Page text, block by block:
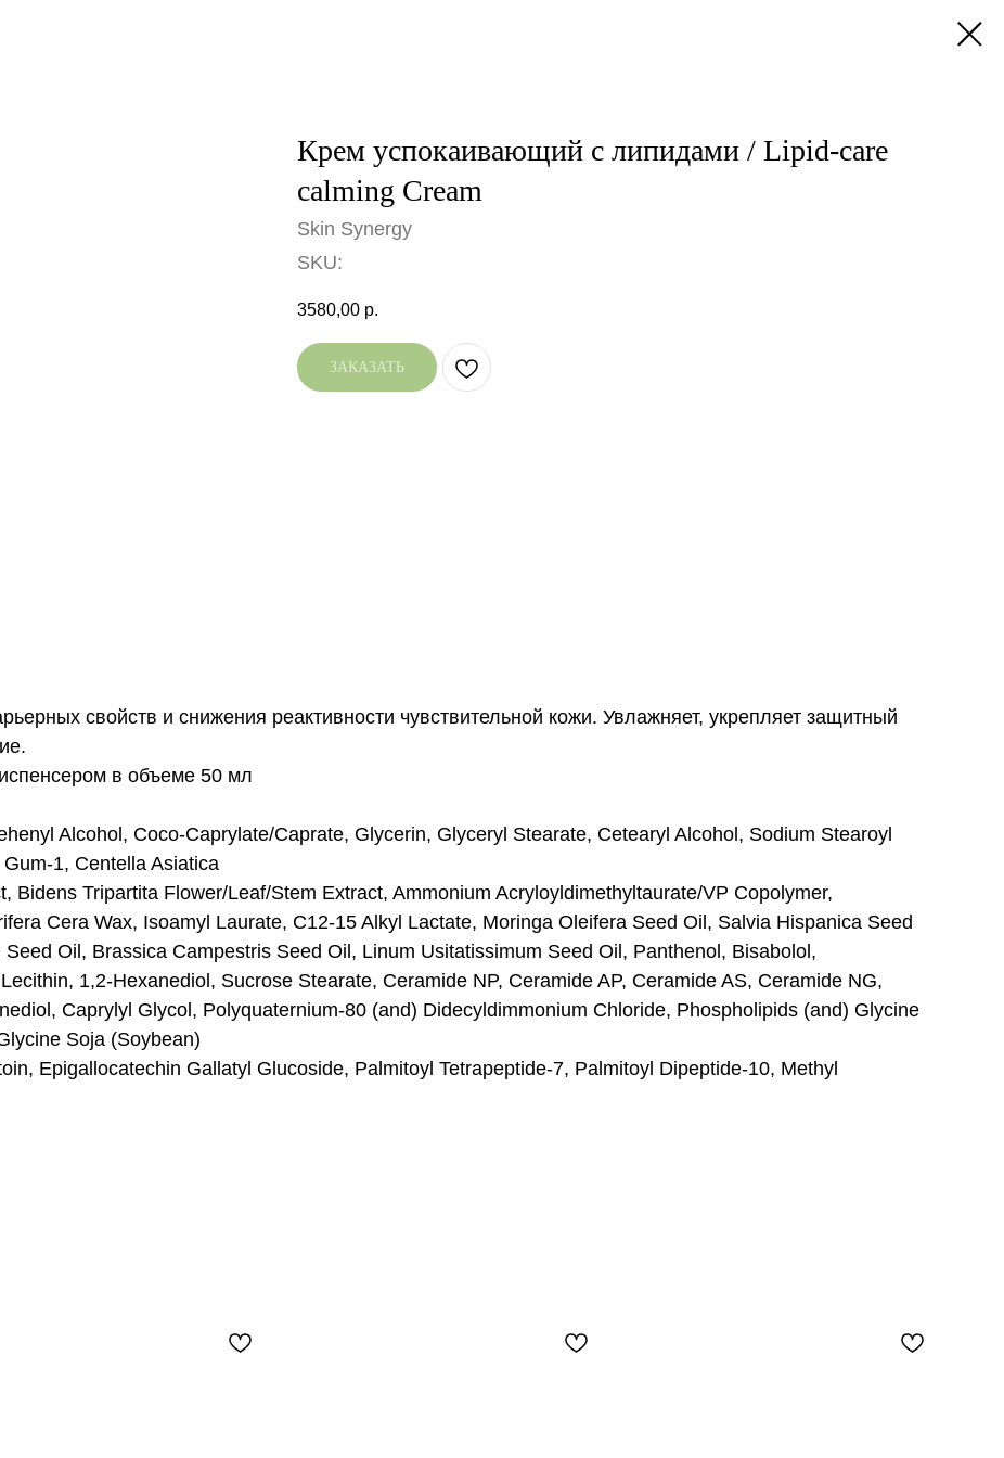
Крем успокаивающий с липидами / Lipid-care
calming Cream
Skin Synergy
SKU:
3580,00 р.
ЗАКАЗАТЬ
свойств и снижения реактивности чувствительной кожи. Увлажняет, укрепляет защитный
в объеме 50 мл
Alcohol, Coco-Caprylate/Caprate, Glycerin, Glyceryl Stearate, Cetearyl Alcohol, Sodium Stearoyl
1, Centella Asiatica
Bidens Tripartita Flower/Leaf/Stem Extract, Ammonium Acryloyldimethyltaurate/VP Copolymer,
Cera Wax, Isoamyl Laurate, C12-15 Alkyl Lactate, Moringa Oleifera Seed Oil, Salvia Hispanica Seed
Oil, Brassica Campestris Seed Oil, Linum Usitatissimum Seed Oil, Panthenol, Bisabolol,
1,2-Hexanediol, Sucrose Stearate, Ceramide NP, Ceramide AP, Ceramide AS, Ceramide NG,
Caprylyl Glycol, Polyquaternium-80 (and) Didecyldimmonium Chloride, Phospholipids (and) Glycine
Soja (Soybean)
Epigallocatechin Gallatyl Glucoside, Palmitoyl Tetrapeptide-7, Palmitoyl Dipeptide-10, Methyl